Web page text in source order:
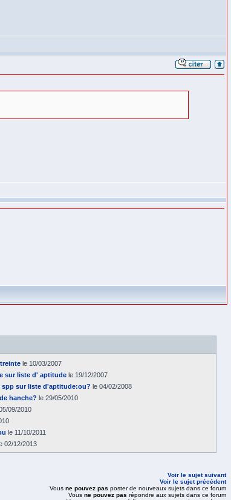
le 10/03/2007
sur liste d' aptitude le 19/12/2007
spp sur liste d'aptitude:ou? le 04/02/2008
hanche? le 29/05/2010
09/2010
le 11/10/2011
02/12/2013
Voir le sujet suivant
Voir le sujet précédent
Vous ne pouvez pas poster de nouveaux sujets dans ce forum
Vous ne pouvez pas répondre aux sujets dans ce forum